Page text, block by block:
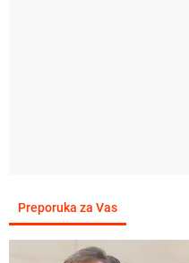
Preporuka za Vas